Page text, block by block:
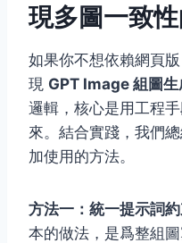
現多圖一致
如果你不想依賴網頁
現 GPT Image 組圖生
邏輯，核心是用工程
來。結合實踐，我們
加使用的方法。
方法一：統一提示詞約
本的做法，是爲整組